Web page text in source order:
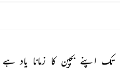
تک اپنے بچپن کا زمانا یاد ہے